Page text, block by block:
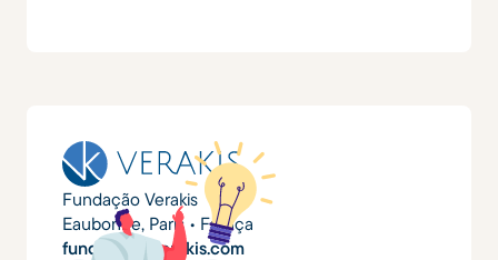
Fundação Verakis
Eaubonne, Paris • França
fundacao@verakis.com